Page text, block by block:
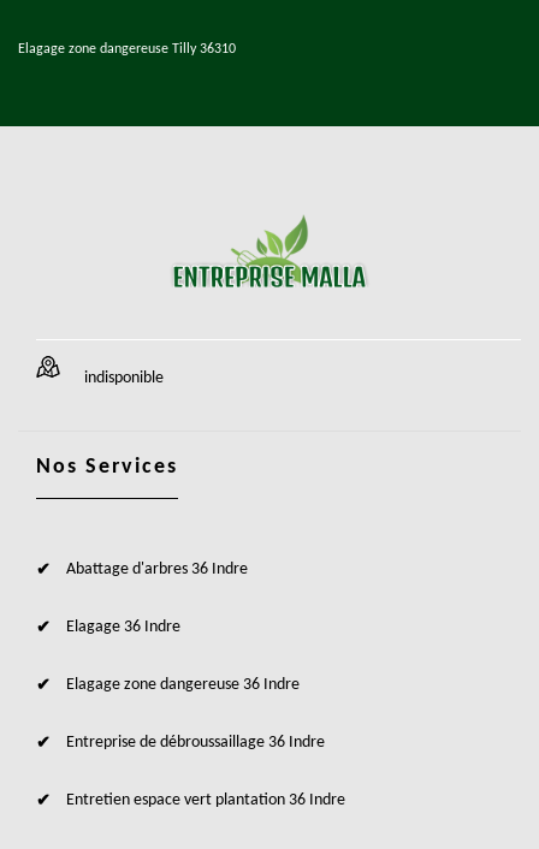
Elagage zone dangereuse Tilly 36310
indisponible
Nos Services
Abattage d'arbres 36 Indre
Elagage 36 Indre
Elagage zone dangereuse 36 Indre
Entreprise de débroussaillage 36 Indre
Entretien espace vert plantation 36 Indre